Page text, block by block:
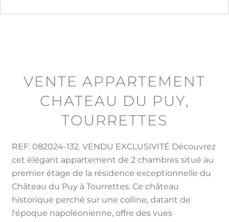
VENTE APPARTEMENT
CHATEAU DU PUY,
TOURRETTES
REF: 082024-132. VENDU EXCLUSIVITÉ Découvrez
cet élégant appartement de 2 chambres situé au
premier étage de la résidence exceptionnelle du
Château du Puy à Tourrettes. Ce château
historique perché sur une colline, datant de
l'époque napoléonienne, offre des vues